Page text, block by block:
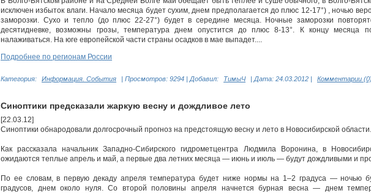
исключен избыток влаги. Начало месяца будет сухим, днем предполагается до плюс 12-17°) , ночью
заморозки. Сухо и тепло (до плюс 22-27°) будет в середине месяца. Ночные заморозки
десятидневке, возможны грозы, температура днем опустится до плюс 8-13°. К концу месяца
налаживаться. На юге европейской части страны осадков в мае выпадет....
Подробнее по регионам России
Категория: Информация. События | Просмотров: 9294 | Добавил: ТимыЧ | Дата: 24.03.2012 | Комментарии (0)
Синоптики предсказали жаркую весну и дождливое лето
[22.03.12]
Синоптики обнародовали долгосрочный прогноз на предстоящую весну и лето в Новосибирской области.
Как рассказала начальник Западно-Сибирского гидрометцентра Людмила Воронина, в
ожидаются теплые апрель и май, а первые два летних месяца — июнь и июль — будут дождливыми и
По ее словам, в первую декаду апреля температура будет ниже нормы на 1–2 градуса — ночью
градусов, днем около нуля. Со второй половины апреля начнется бурная весна — днем